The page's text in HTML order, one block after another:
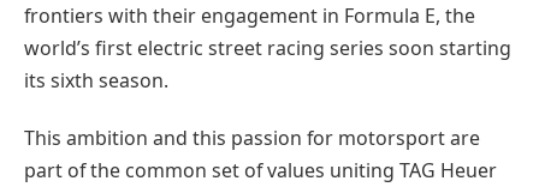
frontiers with their engagement in Formula E, the
world’s first electric street racing series soon starting
its sixth season.
This ambition and this passion for motorsport are
part of the common set of values uniting TAG Heuer